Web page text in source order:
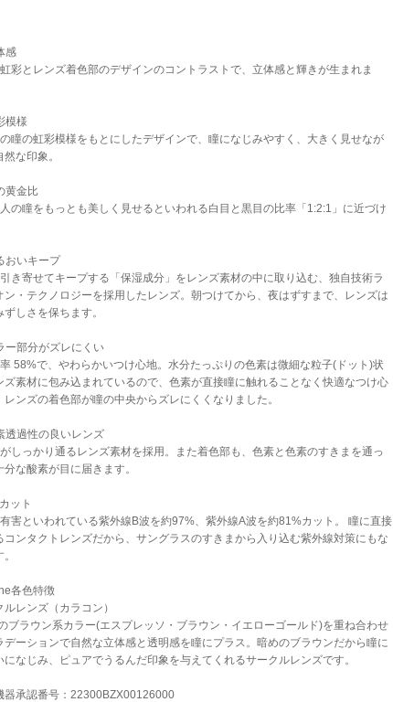
感
彩とレンズ着色部のデザインのコントラストで、立体感と輝きが生まれま
模様
瞳の虹彩模様をもとにしたデザインで、瞳になじみやすく、大きく見せなが
な印象。
黄金比
の瞳をもっとも美しく見せるといわれる白目と黒目の比率「1:2:1」に近づけ
おいキープ
き寄せてキープする「保湿成分」をレンズ素材の中に取り込む、独自技術ラ
ン・テクノロジーを採用したレンズ。朝つけてから、夜はずすまで、レンズは
ずしさを保ちます。
ー部分がズレにくい
58%で、やわらかいつけ心地。水分たっぷりの色素は微細な粒子(ドット)状
ズ素材に包み込まれているので、色素が直接瞳に触れることなく快適なつけ心
レンズの着色部が瞳の中央からズレにくくなりました。
透過性の良いレンズ
しっかり通るレンズ素材を採用。また着色部も、色素と色素のすきまを通っ
分な酸素が目に届きます。
ット
害といわれている紫外線B波を約97%、紫外線A波を約81%カット。 瞳に直接
コンタクトレンズだから、サングラスのすきまから入り込む紫外線対策にもな
各色特徴
ルレンズ（カラコン）
ブラウン系カラー(エスプレッソ・ブラウン・イエローゴールド)を重ね合わせ
デーションで自然な立体感と透明感を瞳にプラス。暗めのブラウンだから瞳に
になじみ、ピュアでうるんだ印象を与えてくれるサークルレンズです。
器承認番号：22300BZX00126000